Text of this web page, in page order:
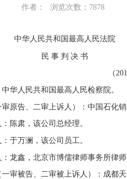
作者：
浏览次数：7878
中华人民共和国最高人民法院
民 事 判 决 书
（
华人民共和国最高人民检察院。
审原告、二审上诉人）：中国石化
陈肃，该公司总经理。
于万澜，该公司员工。
龙鑫，北京市博儒律师事务所律
审被告、二审被上诉人）：成都